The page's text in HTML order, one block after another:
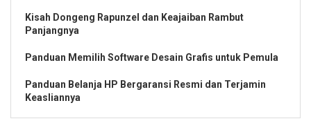
Kisah Dongeng Rapunzel dan Keajaiban Rambut
Panjangnya
Panduan Memilih Software Desain Grafis untuk Pemula
Panduan Belanja HP Bergaransi Resmi dan Terjamin
Keasliannya